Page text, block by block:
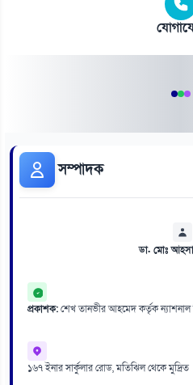
সম্পাদক
ডা. মোঃ
প্রকাশক:শেখ তানভীর আহমেদ কর্তৃক ন্যাশনাল
১৬৭ ইনার সার্কুলার রোড, মতিঝিল থেকে মুদ্রিত